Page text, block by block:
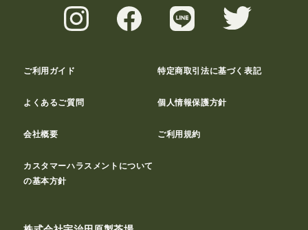
ご利用ガイド 特定商取引法に基づく表記
よくあるご質問 個人情報保護方針
会社概要 ご利用規約
カスタマーハラスメントについて
の基本方針